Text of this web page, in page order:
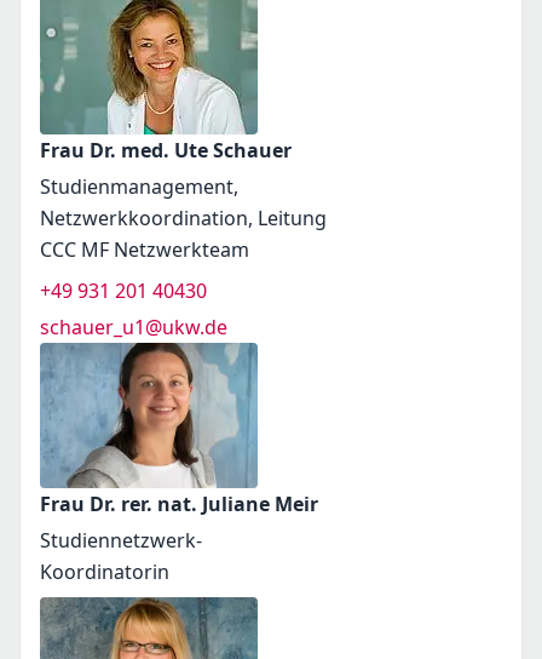
Frau Dr. med. Ute Schauer
Studienmanagement,
Netzwerkkoordination, Leitung
CCC MF Netzwerkteam
+49 931 201 40430
schauer_u1@ukw.de
Frau Dr. rer. nat. Juliane Meir
Studiennetzwerk-
Koordinatorin